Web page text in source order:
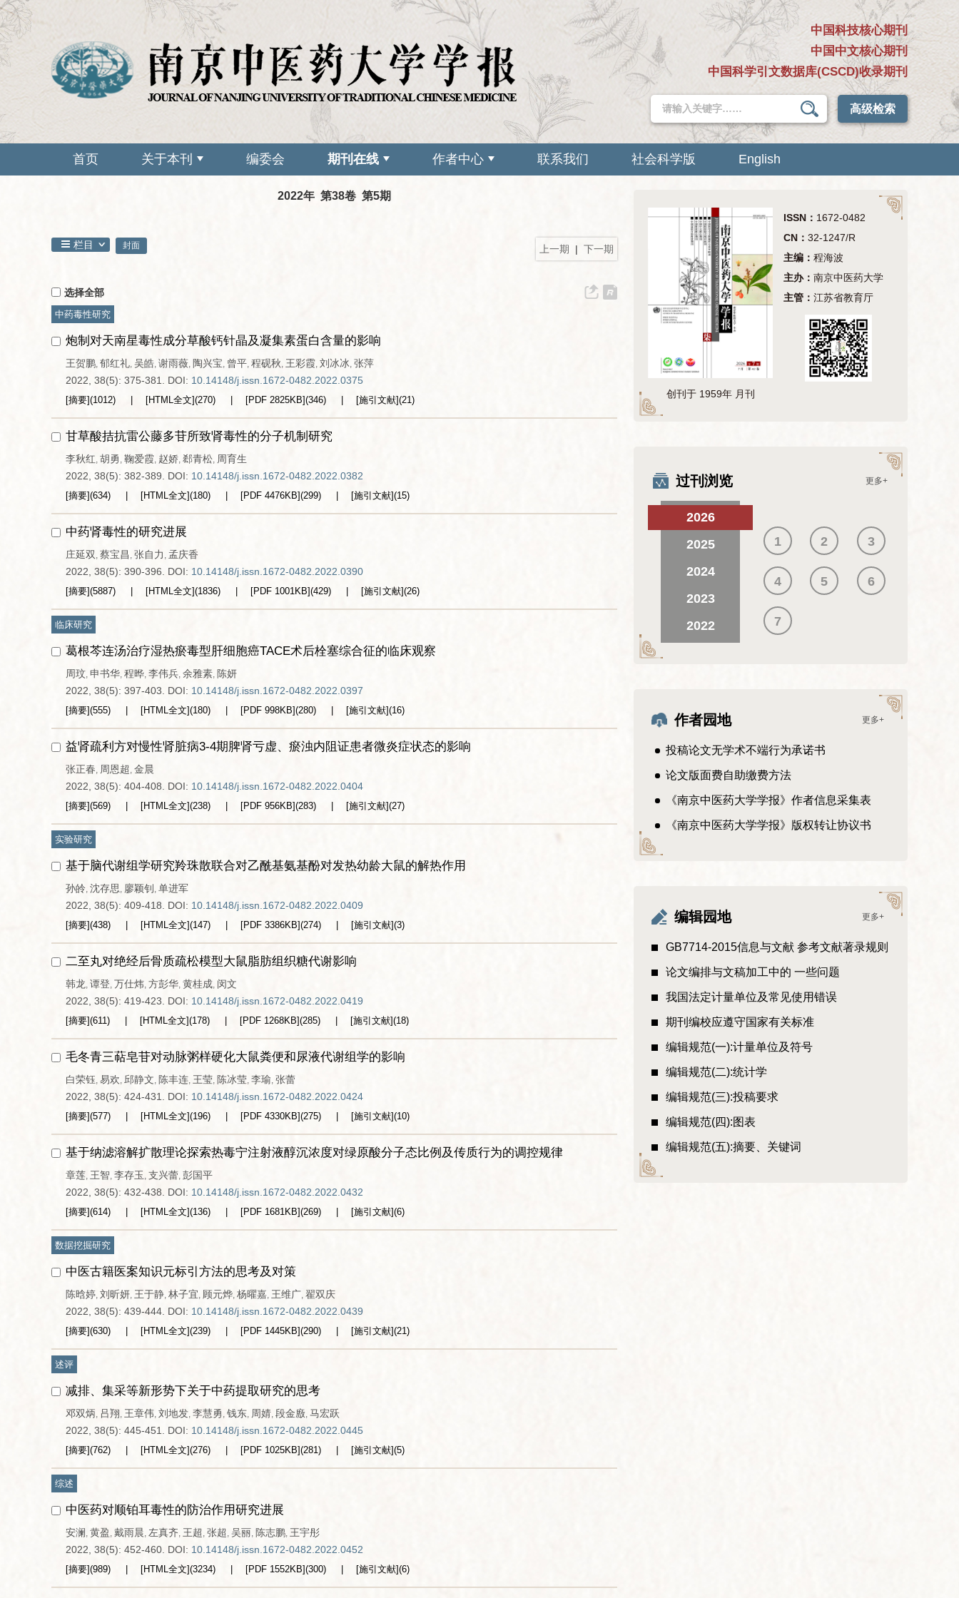
中国科技核心期刊
中国中文核心期刊
中国科学引文数据库(CSCD)收录期刊
高级检索
首页 关于本刊 编委会 期刊在线 作者中心 联系我们 社会科学版 English
2022年 第38卷 第5期
上一期 | 下一期
栏目 封面
选择全部
中药毒性研究
炮制对天南星毒性成分草酸钙针晶及凝集素蛋白含量的影响
王贺鹏, 郁红礼, 吴皓, 谢雨薇, 陶兴宝, 曾平, 程砚秋, 王彩霞, 刘冰冰, 张萍
2022, 38(5): 375-381.
DOI: 10.14148/j.issn.1672-0482.2022.0375
[摘要](1012) [HTML全文](270) [PDF 2825KB](346) [施引文献](21)
甘草酸拮抗雷公藤多苷所致肾毒性的分子机制研究
李秋红, 胡勇, 鞠爱霞, 赵娇, 郄青松, 周育生
2022, 38(5): 382-389.
DOI: 10.14148/j.issn.1672-0482.2022.0382
[摘要](634) [HTML全文](180) [PDF 4476KB](299) [施引文献](15)
中药肾毒性的研究进展
庄延双 , 蔡宝昌 , 张自力 , 孟庆香
2022, 38(5): 390-396.
DOI: 10.14148/j.issn.1672-0482.2022.0390
[摘要](5887) [HTML全文](1836) [PDF 1001KB](429) [施引文献](26)
临床研究
葛根芩连汤治疗湿热瘀毒型肝细胞癌TACE术后栓塞综合征的临床观察
周玟, 申书华, 程晔, 李伟兵, 余雅素, 陈妍
2022, 38(5): 397-403.
DOI: 10.14148/j.issn.1672-0482.2022.0397
[摘要](555) [HTML全文](180) [PDF 998KB](280) [施引文献](16)
益肾疏利方对慢性肾脏病3-4期脾肾亏虚、瘀浊内阻证患者微炎症状态的影响
张正春, 周恩超 , 金晨
2022, 38(5): 404-408.
DOI: 10.14148/j.issn.1672-0482.2022.0404
[摘要](569) [HTML全文](238) [PDF 956KB](283) [施引文献](27)
实验研究
基于脑代谢组学研究羚珠散联合对乙酰基氨基酚对发热幼龄大鼠的解热作用
孙皊, 沈存思, 廖颖钊, 单进军
2022, 38(5): 409-418.
DOI: 10.14148/j.issn.1672-0482.2022.0409
[摘要](438) [HTML全文](147) [PDF 3386KB](274) [施引文献](3)
二至丸对绝经后骨质疏松模型大鼠脂肪组织糖代谢影响
韩龙, 谭登, 万仕炜, 方彭华, 黄桂成, 闵文
2022, 38(5): 419-423.
DOI: 10.14148/j.issn.1672-0482.2022.0419
[摘要](611) [HTML全文](178) [PDF 1268KB](285) [施引文献](18)
毛冬青三萜皂苷对动脉粥样硬化大鼠粪便和尿液代谢组学的影响
白荣钰, 易欢, 邱静文, 陈丰连, 王莹, 陈冰莹, 李瑜, 张蕾
2022, 38(5): 424-431.
DOI: 10.14148/j.issn.1672-0482.2022.0424
[摘要](577) [HTML全文](196) [PDF 4330KB](275) [施引文献](10)
基于纳滤溶解扩散理论探索热毒宁注射液醇沉浓度对绿原酸分子态比例及传质行为的调控规律
章莲, 王智, 李存玉 , 支兴蕾, 彭国平
2022, 38(5): 432-438.
DOI: 10.14148/j.issn.1672-0482.2022.0432
[摘要](614) [HTML全文](136) [PDF 1681KB](269) [施引文献](6)
数据挖掘研究
中医古籍医案知识元标引方法的思考及对策
陈晗婷, 刘昕妍, 王于静, 林子宜, 顾元烨, 杨曜嘉, 王维广, 翟双庆
2022, 38(5): 439-444. DOI: 10.14148/j.issn.1672-0482.2022.0439
[摘要](630) [HTML全文](239) [PDF 1445KB](290) [施引文献](21)
述评
减排、集采等新形势下关于中药提取研究的思考
邓双炳, 吕翔, 王章伟, 刘地发, 李慧勇, 钱东, 周婧, 段金廒, 马宏跃
2022, 38(5): 445-451.
DOI: 10.14148/j.issn.1672-0482.2022.0445
[摘要](762) [HTML全文](276) [PDF 1025KB](281) [施引文献](5)
综述
中医药对顺铂耳毒性的防治作用研究进展
安澜 , 黄盈 , 戴雨晨, 左真齐, 王超 , 张超 , 吴丽, 陈志鹏, 王宇彤
2022, 38(5): 452-460. DOI: 10.14148/j.issn.1672-0482.2022.0452
[摘要](989) [HTML全文](3234) [PDF 1552KB](300) [施引文献](6)
创刊于 1959年 月刊
ISSN： 1672-0482
CN： 32-1247/R
主编： 程海波
主办： 南京中医药大学
主管： 江苏省教育厅
过刊浏览 更多+
2026
2025
2024
2023
2022
1 2 3
4 5 6
7
作者园地 更多+
投稿论文无学术不端行为承诺书
论文版面费自助缴费方法
《南京中医药大学学报》作者信息采集表
《南京中医药大学学报》版权转让协议书
编辑园地 更多+
GB7714-2015信息与文献 参考文献著录规则
论文编排与文稿加工中的 一些问题
我国法定计量单位及常见使用错误
期刊编校应遵守国家有关标准
编辑规范(一):计量单位及符号
编辑规范(二):统计学
编辑规范(三):投稿要求
编辑规范(四):图表
编辑规范(五):摘要、关键词